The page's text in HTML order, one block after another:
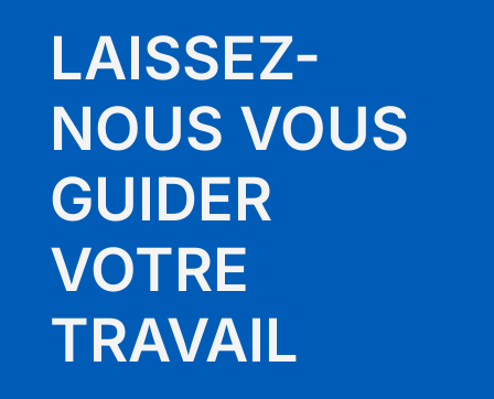
LAISSEZ-
NOUS VOUS
GUIDER
VOTRE
TRAVAIL